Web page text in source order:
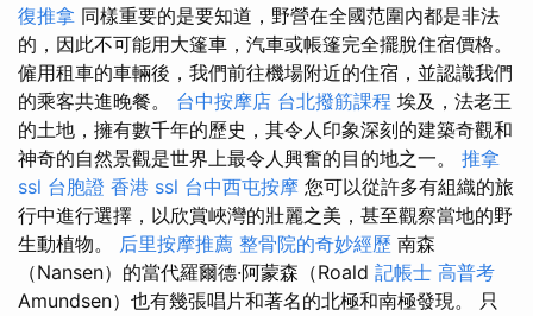
復推拿 同樣重要的是要知道，野營在全國范圍內都是非法
的，因此不可能用大篷車，汽車或帳篷完全擺脫住宿價格。
僱用租車的車輛後，我們前往機場附近的住宿，並認識我們
的乘客共進晚餐。 台中按摩店 台北撥筋課程 埃及，法老王
的土地，擁有數千年的歷史，其令人印象深刻的建築奇觀和
神奇的自然景觀是世界上最令人興奮的目的地之一。 推拿
ssl 台胞證 香港 ssl 台中西屯按摩 您可以從許多有組織的旅
行中進行選擇，以欣賞峽灣的壯麗之美，甚至觀察當地的野
生動植物。 后里按摩推薦 整骨院的奇妙經歷 南森
（Nansen）的當代羅爾德·阿蒙森（Roald 記帳士 高普考
Amundsen）也有幾張唱片和著名的北極和南極發現。 只